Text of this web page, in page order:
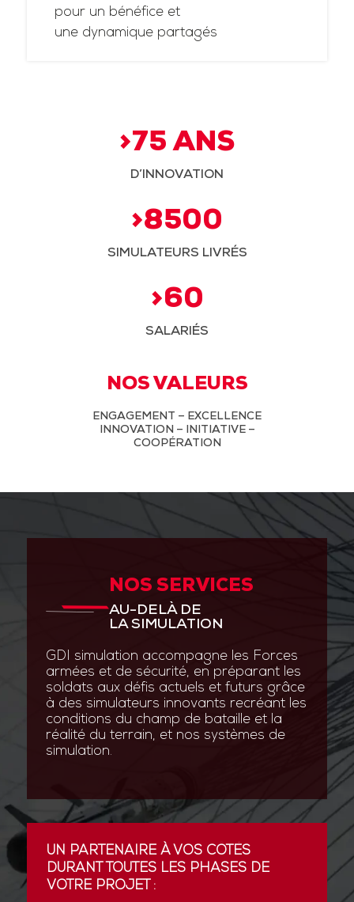
pour un bénéfice et
une dynamique partagés
>75 ANS
D’INNOVATION
>8500
SIMULATEURS LIVRÉS
>60
SALARIÉS
NOS VALEURS
ENGAGEMENT – EXCELLENCE
INNOVATION – INITIATIVE –
COOPÉRATION
NOS SERVICES
AU-DELÀ DE
LA SIMULATION
GDI simulation accompagne les Forces
armées et de sécurité, en préparant les
soldats aux défis actuels et futurs grâce
à des simulateurs innovants recréant les
conditions du champ de bataille et la
réalité du terrain, et nos systèmes de
simulation.
UN PARTENAIRE À VOS CÔTÉS
DURANT TOUTES LES PHASES DE
VOTRE PROJET :